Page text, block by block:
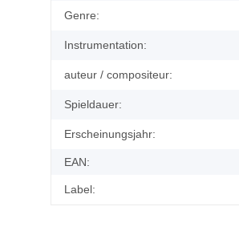
Genre:
Instrumentation:
auteur / compositeur:
Spieldauer:
Erscheinungsjahr:
EAN:
Label: